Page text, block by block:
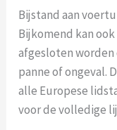
Bijstand aan
Bijkomend kan
afgesloten
panne of ongeval.
alle Europese
voor de volledige